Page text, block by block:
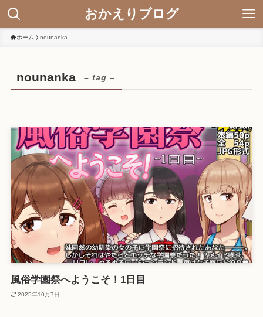
おかえりブログ
ホーム nounanka
nounanka – tag –
風俗学園祭へようこそ！1日目
2025年10月7日